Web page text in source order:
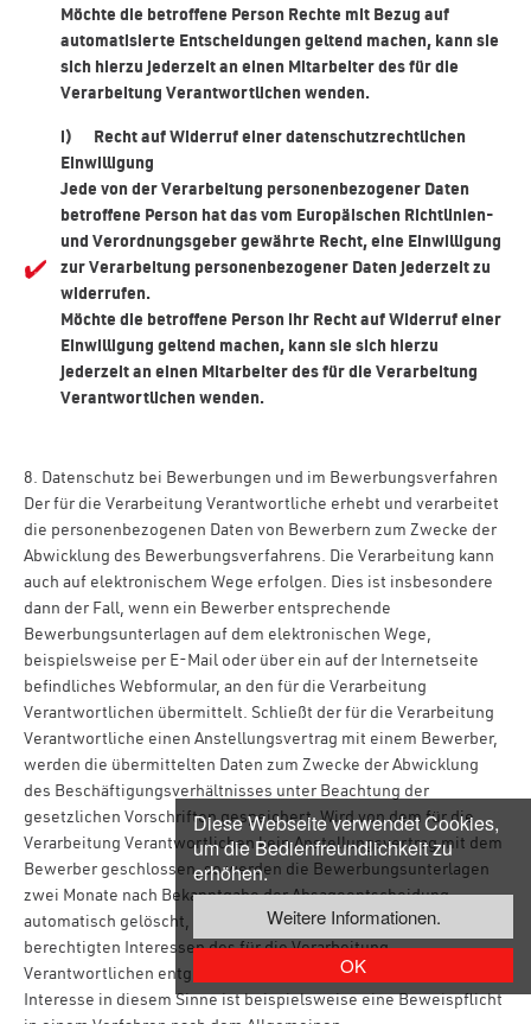
Diese Webseite verwendet Cookies,
um die Bedienfreundlichkeit zu
erhöhen.
Weitere Informationen.
OK
Möchte die betroffene Person Rechte mit Bezug auf
automatisierte Entscheidungen geltend machen, kann sie
sich hierzu jederzeit an einen Mitarbeiter des für die
Verarbeitung Verantwortlichen wenden.
i) Recht auf Widerruf einer datenschutzrechtlichen
Einwilligung
Jede von der Verarbeitung personenbezogener Daten
betroffene Person hat das vom Europäischen Richtlinien-
und Verordnungsgeber gewährte Recht, eine Einwilligung
zur Verarbeitung personenbezogener Daten jederzeit zu
widerrufen.
Möchte die betroffene Person ihr Recht auf Widerruf einer
Einwilligung geltend machen, kann sie sich hierzu
jederzeit an einen Mitarbeiter des für die Verarbeitung
Verantwortlichen wenden.
8. Datenschutz bei Bewerbungen und im Bewerbungsverfahren
Der für die Verarbeitung Verantwortliche erhebt und verarbeitet
die personenbezogenen Daten von Bewerbern zum Zwecke der
Abwicklung des Bewerbungsverfahrens. Die Verarbeitung kann
auch auf elektronischem Wege erfolgen. Dies ist insbesondere
dann der Fall, wenn ein Bewerber entsprechende
Bewerbungsunterlagen auf dem elektronischen Wege,
beispielsweise per E-Mail oder über ein auf der Internetseite
befindliches Webformular, an den für die Verarbeitung
Verantwortlichen übermittelt. Schließt der für die Verarbeitung
Verantwortliche einen Anstellungsvertrag mit einem Bewerber,
werden die übermittelten Daten zum Zwecke der Abwicklung
des Beschäftigungsverhältnisses unter Beachtung der
gesetzlichen Vorschriften gespeichert. Wird von dem für die
Verarbeitung Verantwortlichen kein Anstellungsvertrag mit dem
Bewerber geschlossen, so werden die Bewerbungsunterlagen
zwei Monate nach Bekanntgabe der Absageentscheidung
automatisch gelöscht, sofern einer Löschung keine sonstigen
berechtigten Interessen des für die Verarbeitung
Verantwortlichen entgegenstehen. Sonstiges berechtigtes
Interesse in diesem Sinne ist beispielsweise eine Beweispflicht